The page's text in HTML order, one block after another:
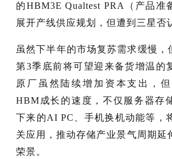
的HBM3E Qualtest PRA（产品准
展开产线供应规划，但遭到三星否
虽然下半年的市场复苏需求缓慢，
第3季底前将可望迎来备货增温的
原厂虽然陆续增加资本支出，
HBM成长的速度，不仅服务器存
下来的AI PC、手机换机动能等，
关应用，推动存储产业景气周期延
荣景。